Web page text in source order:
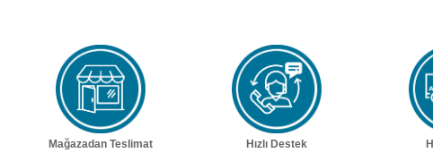
Mağazadan Teslimat
Hızlı Destek